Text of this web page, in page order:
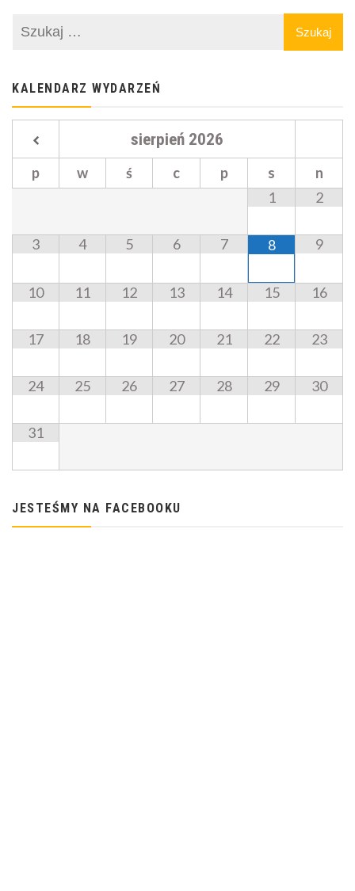
KALENDARZ WYDARZEŃ
sierpień 2026
p w ś c p s
n
1
2
3 4 5 6 7 8 9
10 11 12 13 14 15 16
17 18 19 20 21 22 23
24 25 26 27 28 29 30
31
JESTEŚMY NA FACEBOOKU